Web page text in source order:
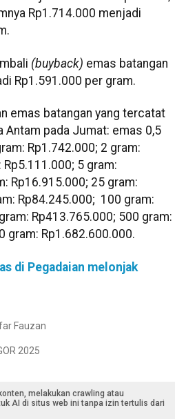
Rp1.714.000 menjadi
(buyback) emas batangan
Rp1.591.000 per gram.
emas batangan yang tercatat
Antam pada Jumat: emas 0,5
Rp1.742.000; 2 gram:
5 gram:
Rp16.915.000; 25 gram:
Rp84.245.000; 100 gram:
Rp413.765.000; 500 gram:
gram: Rp1.682.600.000.
di Pegadaian melonjak
Fauzan
2025
melakukan crawling atau
AI di situs web ini tanpa izin tertulis dari